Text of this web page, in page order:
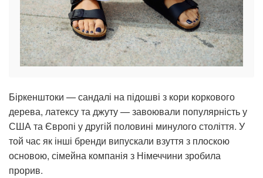
Біркенштоки — сандалі на підошві з кори коркового
дерева, латексу та джуту — завоювали популярність у
США та Європі у другій половині минулого століття. У
той час як інші бренди випускали взуття з плоскою
основою, сімейна компанія з Німеччини зробила
прорив.